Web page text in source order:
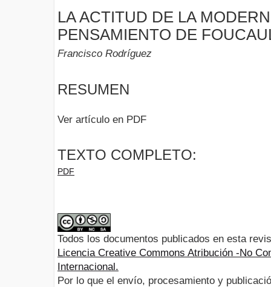
LA ACTITUD DE LA
PENSAMIENTO DE
Francisco Rodríguez
RESUMEN
Ver artículo en PDF
TEXTO COMPLETO:
PDF
Todos los documentos publicados en esta
Licencia Creative Commons Atribución -No
Internacional.
Por lo que el envío, procesamiento y